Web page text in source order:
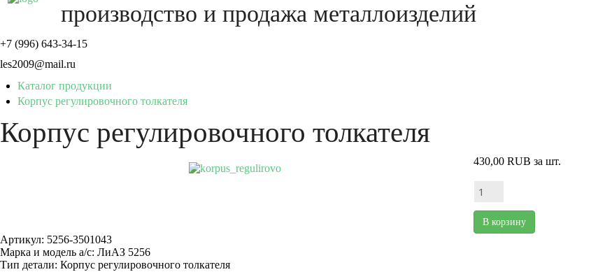
производство и продажа металлоизделий
+7 (996) 643-34-15
les2009@mail.ru
Каталог продукции
Корпус регулировочного толкателя
Корпус регулировочного толкателя
430,00 RUB за шт.
В корзину
Артикул: 5256-3501043
Марка и модель а/с: ЛиАЗ 5256
Тип детали: Корпус регулировочного толкателя